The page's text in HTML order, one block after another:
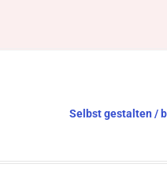
Selbst gestalten /